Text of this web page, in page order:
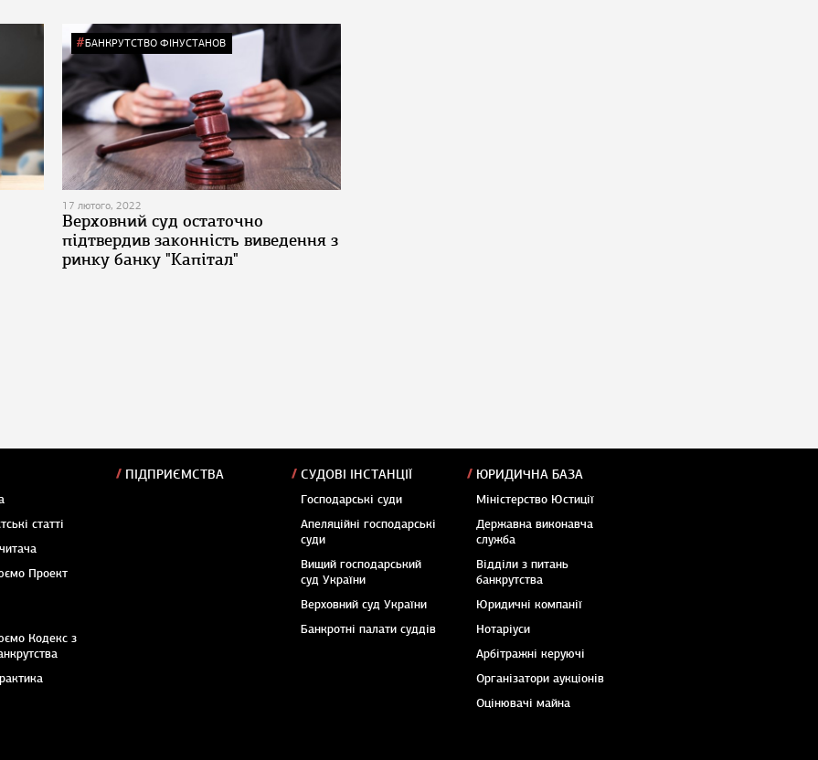
БАНКРУТСТВО ФІНУСТАНОВ
17 лютого, 2022
Верховний суд остаточно
підтвердив законність виведення з
ринку банку "Капітал"
статті
Проект
Кодекс з
ПІДПРИЄМСТВА СУДОВІ ІНСТАНЦІЇ
Господарські суди
Апеляційні господарські
суди
Вищий господарський
суд України
Верховний суд України
Банкротні палати суддів
ЮРИДИЧНА БАЗА
Міністерство Юстиції
Державна виконавча
служба
Відділи з питань
банкрутства
Юридичні компанії
Нотаріуси
Арбітражні керуючі
Організатори аукціонів
Оцінювачі майна